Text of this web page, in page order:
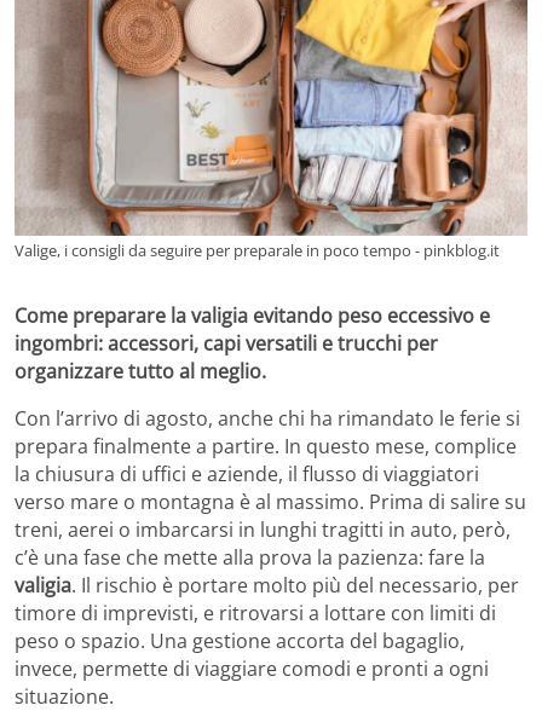
Valige, i consigli da seguire per preparale in poco tempo - pinkblog.it
Come preparare la valigia evitando peso eccessivo e
ingombri: accessori, capi versatili e trucchi per
organizzare tutto al meglio.
Con l’arrivo di agosto, anche chi ha rimandato le ferie si
prepara finalmente a partire. In questo mese, complice
la chiusura di uffici e aziende, il flusso di viaggiatori
verso mare o montagna è al massimo. Prima di salire su
treni, aerei o imbarcarsi in lunghi tragitti in auto, però,
c’è una fase che mette alla prova la pazienza: fare la
valigia. Il rischio è portare molto più del necessario, per
timore di imprevisti, e ritrovarsi a lottare con limiti di
peso o spazio. Una gestione accorta del bagaglio,
invece, permette di viaggiare comodi e pronti a ogni
situazione.